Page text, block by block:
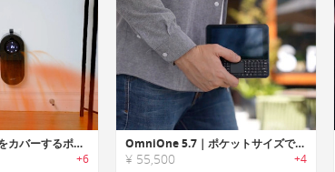
CozyPod｜広範囲をカバーするポータブル暖房器具
+6
OmniOne 5.7｜ポケットサイズでどこでも使える超強力P
¥ 55,500 +4